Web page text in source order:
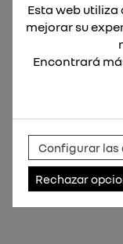
Esta web
mejorar su
Encontrará
Configurar las
Rechazar